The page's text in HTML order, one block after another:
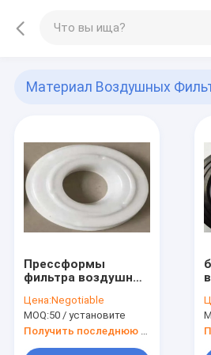
Материал Воздушных
Прессформы
фильтра воздушных
материальной
химическая -
обработанное
139mm*114mm
Цена:Negotiable
MOQ:50 / установите